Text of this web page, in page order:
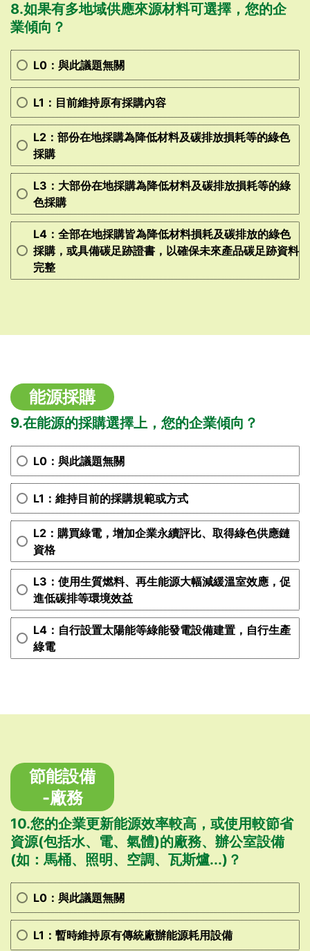
8.如果有多地域供應來源材料可選擇，您的企
業傾向？
L0：與此議題無關
L1：目前維持原有採購內容
L2：部份在地採購為降低材料及碳排放損耗等的綠色
採購
L3：大部份在地採購為降低材料及碳排放損耗等的綠
色採購
L4：全部在地採購皆為降低材料損耗及碳排放的綠色
採購，或具備碳足跡證書，以確保未來產品碳足跡資料
完整
能源採購
9.在能源的採購選擇上，您的企業傾向？
L0：與此議題無關
L1：維持目前的採購規範或方式
L2：購買綠電，增加企業永續評比、取得綠色供應鏈
資格
L3：使用生質燃料、再生能源大幅減緩溫室效應，促
進低碳排等環境效益
L4：自行設置太陽能等綠能發電設備建置，自行生產
綠電
節能設備
-廠務
10.您的企業更新能源效率較高，或使用較節省
資源(包括水、電、氣體)的廠務、辦公室設備
(如：馬桶、照明、空調、瓦斯爐...)？
L0：與此議題無關
L1：暫時維持原有傳統廠辦能源耗用設備